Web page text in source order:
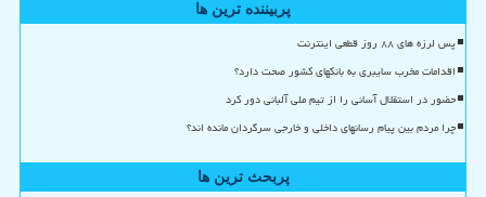
پربیننده ترین ها
پس لرزه های ۸۸ روز قطعی اینترنت
اقدامات مخرب سایبری به بانکهای کشور صحت دارد؟
حضور در استقلال آسانی را از تیم ملی آلبانی دور کرد
چرا مردم بین پیام رسانهای داخلی و خارجی سرگردان مانده اند؟
پربحث ترین ها